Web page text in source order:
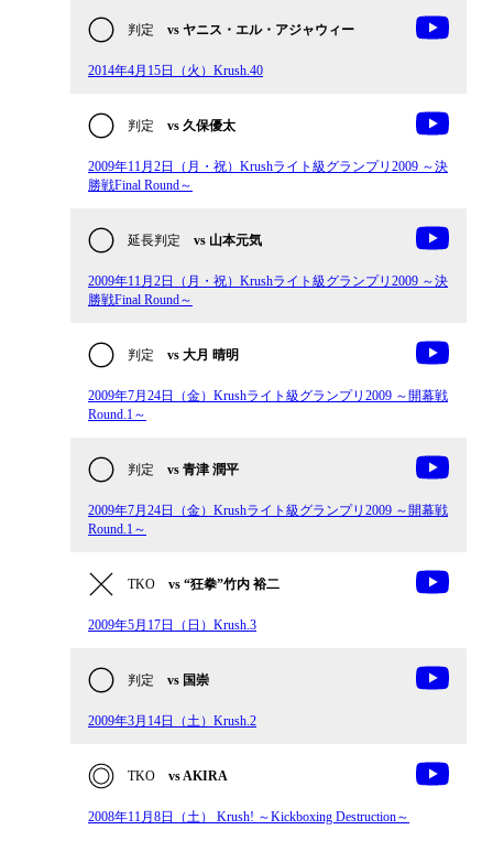
判定 vs ヤニス・エル・アジャウィー
2014年4月15日（火）Krush.40
判定 vs 久保優太
2009年11月2日（月・祝）Krushライト級グランプリ2009 ～決
勝戦Final Round～
延長判定 vs 山本元気
2009年11月2日（月・祝）Krushライト級グランプリ2009 ～決
勝戦Final Round～
判定 vs 大月 晴明
2009年7月24日（金）Krushライト級グランプリ2009 ～開幕戦
Round.1～
判定 vs 青津 潤平
2009年7月24日（金）Krushライト級グランプリ2009 ～開幕戦
Round.1～
TKO vs “狂拳”竹内 裕二
2009年5月17日（日）Krush.3
判定 vs 国崇
2009年3月14日（土）Krush.2
TKO vs AKIRA
2008年11月8日（土） Krush! ～Kickboxing Destruction～